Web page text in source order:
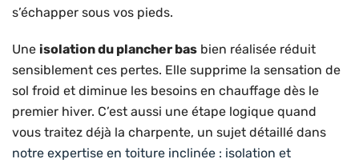
s’échapper sous vos pieds.
Une isolation du plancher bas bien réalisée réduit
sensiblement ces pertes. Elle supprime la sensation de
sol froid et diminue les besoins en chauffage dès le
premier hiver. C’est aussi une étape logique quand
vous traitez déjà la charpente, un sujet détaillé dans
notre expertise en toiture inclinée : isolation et